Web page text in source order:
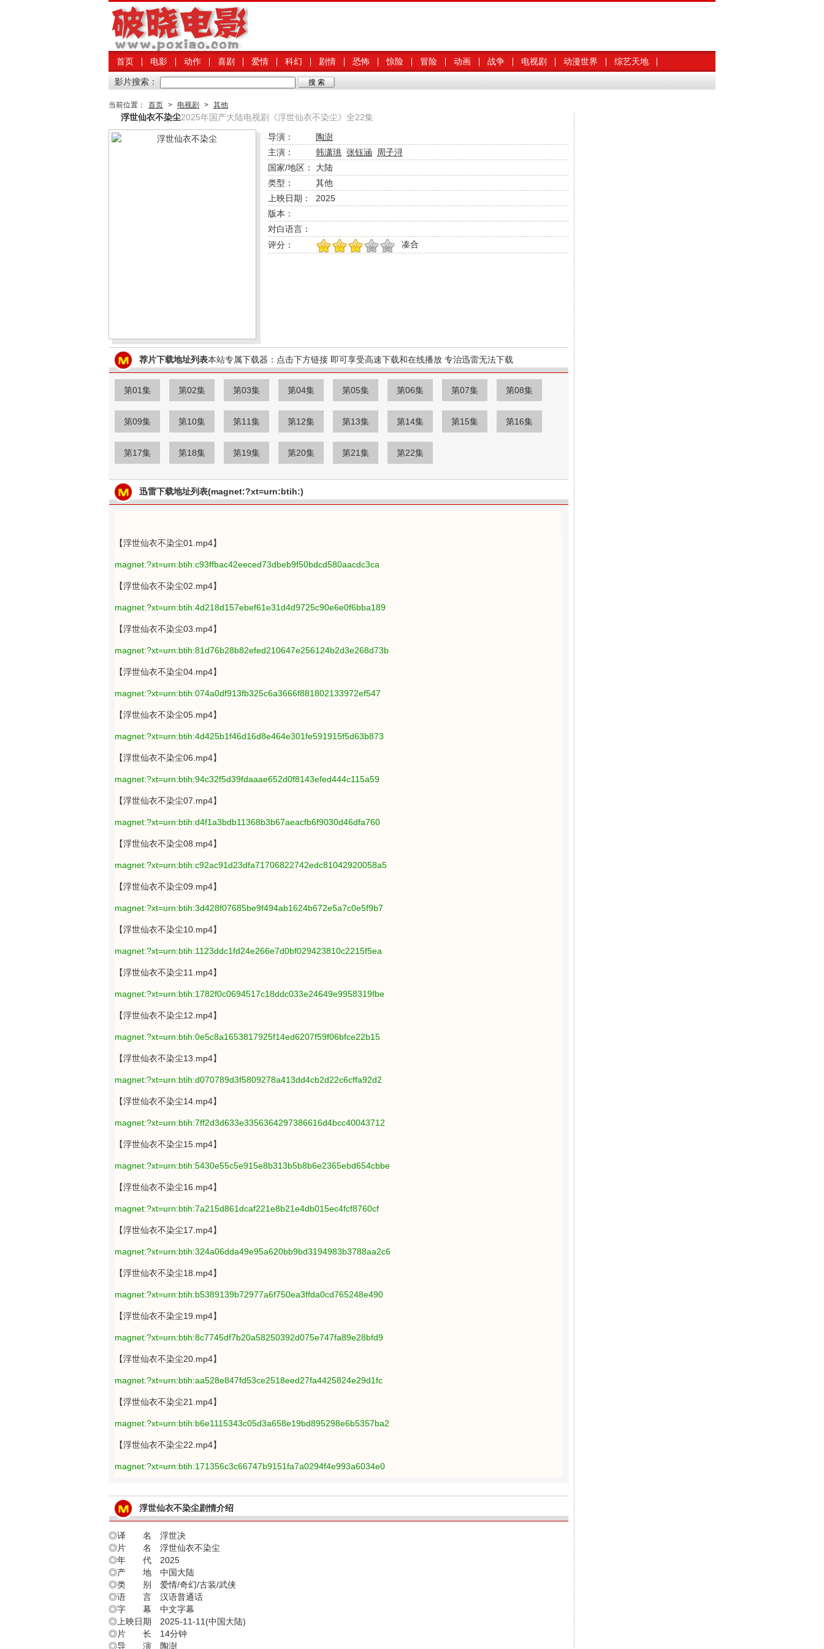
首页 电影 动作 喜剧 爱情 科幻 剧情 恐怖 惊险 冒险 动画 战争 电视剧 动漫世界 综艺天地
影片搜索：
当前位置： 首页 > 电视剧 > 其他
浮世仙衣不染尘2025年国产大陆电视剧《浮世仙衣不染尘》全22集
导演：
陶澍
主演：
韩潇珧 张钰涵
周子浔
国家/地区：
大陆
类型：
其他
上映日期：
2025
版本：
对白语言：
评分：1 3 4 5 凑合
荐片下载地址列表本站专属下载器：点击下方链接 即可享受高速下载和在线播放 专治迅雷无法下载
第01集 第02集 第03集 第04集 第05集 第06集 第07集 第08集
第09集 第10集 第11集 第12集 第13集 第14集 第15集 第16集
第17集 第18集 第19集 第20集 第21集 第22集
迅雷下载地址列表(magnet:?xt=urn:btih:)
【浮世仙衣不染尘01.mp4】
magnet:?xt=urn:btih:c93ffbac42eeced73dbeb9f50bdcd580aacdc3ca
【浮世仙衣不染尘02.mp4】
magnet:?xt=urn:btih:4d218d157ebef61e31d4d9725c90e6e0f6bba189
【浮世仙衣不染尘03.mp4】
magnet:?xt=urn:btih:81d76b28b82efed210647e256124b2d3e268d73b
【浮世仙衣不染尘04.mp4】
magnet:?xt=urn:btih:074a0df913fb325c6a3666f881802133972ef547
【浮世仙衣不染尘05.mp4】
magnet:?xt=urn:btih:4d425b1f46d16d8e464e301fe591915f5d63b873
【浮世仙衣不染尘06.mp4】
magnet:?xt=urn:btih:94c32f5d39fdaaae652d0f8143efed444c115a59
【浮世仙衣不染尘07.mp4】
magnet:?xt=urn:btih:d4f1a3bdb11368b3b67aeacfb6f9030d46dfa760
【浮世仙衣不染尘08.mp4】
magnet:?xt=urn:btih:c92ac91d23dfa71706822742edc81042920058a5
【浮世仙衣不染尘09.mp4】
magnet:?xt=urn:btih:3d428f07685be9f494ab1624b672e5a7c0e5f9b7
【浮世仙衣不染尘10.mp4】
magnet:?xt=urn:btih:1123ddc1fd24e266e7d0bf029423810c2215f5ea
【浮世仙衣不染尘11.mp4】
magnet:?xt=urn:btih:1782f0c0694517c18ddc033e24649e9958319fbe
【浮世仙衣不染尘12.mp4】
magnet:?xt=urn:btih:0e5c8a1653817925f14ed6207f59f06bfce22b15
【浮世仙衣不染尘13.mp4】
magnet:?xt=urn:btih:d070789d3f5809278a413dd4cb2d22c6cffa92d2
【浮世仙衣不染尘14.mp4】
magnet:?xt=urn:btih:7ff2d3d633e3356364297386616d4bcc40043712
【浮世仙衣不染尘15.mp4】
magnet:?xt=urn:btih:5430e55c5e915e8b313b5b8b6e2365ebd654cbbe
【浮世仙衣不染尘16.mp4】
magnet:?xt=urn:btih:7a215d861dcaf221e8b21e4db015ec4fcf8760cf
【浮世仙衣不染尘17.mp4】
magnet:?xt=urn:btih:324a06dda49e95a620bb9bd3194983b3788aa2c6
【浮世仙衣不染尘18.mp4】
magnet:?xt=urn:btih:b5389139b72977a6f750ea3ffda0cd765248e490
【浮世仙衣不染尘19.mp4】
magnet:?xt=urn:btih:8c7745df7b20a58250392d075e747fa89e28bfd9
【浮世仙衣不染尘20.mp4】
magnet:?xt=urn:btih:aa528e847fd53ce2518eed27fa4425824e29d1fc
【浮世仙衣不染尘21.mp4】
magnet:?xt=urn:btih:b6e1115343c05d3a658e19bd895298e6b5357ba2
【浮世仙衣不染尘22.mp4】
magnet:?xt=urn:btih:171356c3c66747b9151fa7a0294f4e993a6034e0
浮世仙衣不染尘剧情介绍
◎译 名 浮世决
◎片 名 浮世仙衣不染尘
◎年 代 2025
◎产 地 中国大陆
◎类 别 爱情/奇幻/古装/武侠
◎语 言 汉语普通话
◎字 幕 中文字幕
◎上映日期 2025-11-11(中国大陆)
◎片 长 14分钟
◎导 演 陶澍